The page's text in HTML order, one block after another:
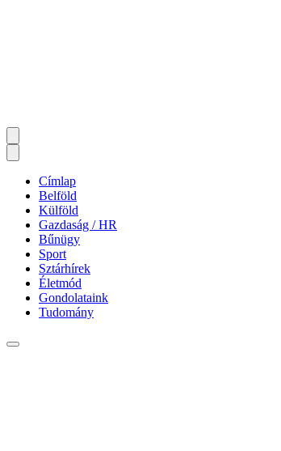
Címlap
Belföld
Külföld
Gazdaság / HR
Bűnügy
Sport
Sztárhírek
Életmód
Gondolataink
Tudomány